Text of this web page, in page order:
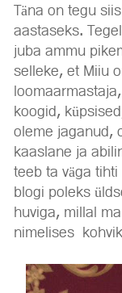
Täna on tegu
aastaseks.
juba ammu
selleke, et Miiu
koogid,
oleme jaganud,
kaaslane ja
teeb ta väga
blogi poleks
huviga, millal
nimelises